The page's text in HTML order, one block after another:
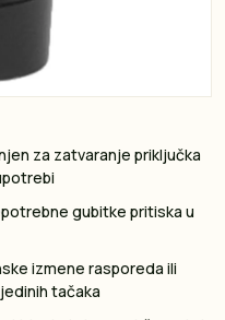
za zatvaranje priključka
gubitke pritiska u
izmene rasporeda ili
tačaka